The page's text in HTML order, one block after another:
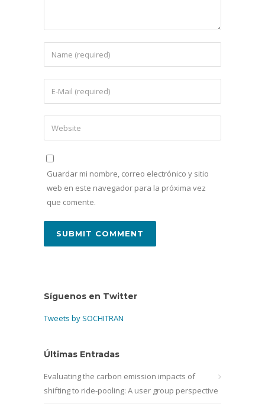
Guardar mi nombre, correo electrónico y sitio
web en este navegador para la próxima vez
que comente.
Síguenos en Twitter
Tweets by SOCHITRAN
Últimas Entradas
Evaluating the carbon emission impacts of
shifting to ride-pooling: A user group perspective